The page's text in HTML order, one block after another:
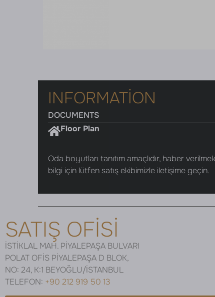
INFORMATION
DOCUMENTS
Floor Plan
Oda boyutları tanıtım amaçlıdır, haber
bilgi için lütfen satış ekibimizle iletişime geçin.
SATIŞ OFİSİ
İSTİKLAL MAH. PİYALEPAŞA BULVARI
POLAT OFİS PİYALEPAŞA D BLOK,
NO: 24, K:1 BEYOĞLU/İSTANBUL
TELEFON: +90 212 919 50 13